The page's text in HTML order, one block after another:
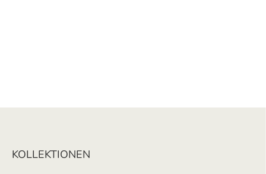
KOLLEKTIONEN